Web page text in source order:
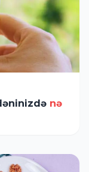
nə